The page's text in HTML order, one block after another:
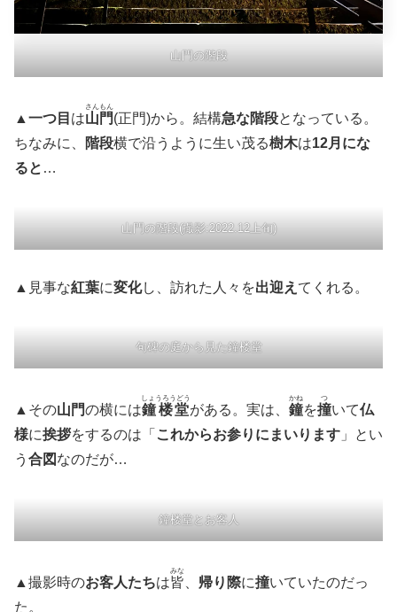
山門の階段
▲ 一つ目 は山門
さんもん
(正門)から。結構急な階段となっている。
ちなみに、
階段横で沿うように生い茂る樹木は12月にな
ると …
山門の階段(撮影:2022.12上旬)
▲見事な紅葉に変化し、訪れた人々を出迎え てくれる。
句碑の庭から見た鐘楼堂
▲その山門の横には鐘楼堂
しょうろうどう
がある。実は、 鐘
かね
を撞
つ
いて仏
様に挨拶をするのは「 これからお参りにまいります 」とい
う 合図 なのだが…
鐘楼堂とお客人
▲撮影時のお客人たちは皆
みな
帰り際に撞いていたのだっ
た。